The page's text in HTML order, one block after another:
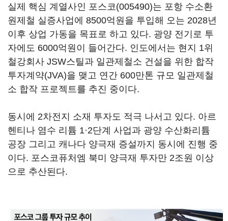
실제 핵심 계열사인 포스코(005490)는 포항 수소환
원제철 실증사업에 8500억원을 투입해 오는 2028년
이후 상업 가동을 목표로 하고 있다. 광양 전기로 투
자에도 6000억원이 들어간다. 인도에서는 현지 1위
철강회사 JSW스틸과 일관제철소 건설을 위한 합작
투자계약(JVA)을 맺고 연간 600만톤 규모 일관제철
소 합작 프로젝트를 추진 중이다.
동시에 2차전지 소재 투자도 적극 나서고 있다. 아르
헨티나 염수 리튬 1·2단계 사업과 광양 수산화리튬
공장 그리고 캐나다 양극재 증설까지 동시에 진행 중
이다. 포스코퓨처엠 북미 양극재 투자만 2조원 이상
으로 추산된다.